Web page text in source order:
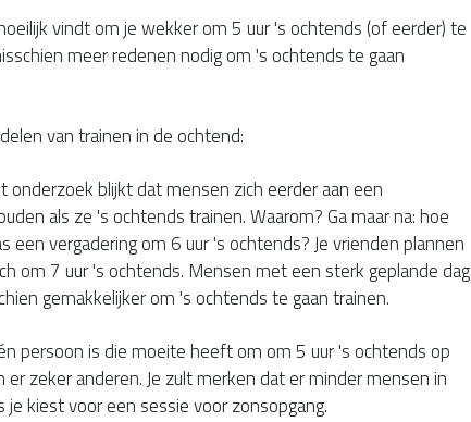
vindt om je wekker om 5 uur 's ochtends (of eerder) te
meer redenen nodig om 's ochtends te gaan
van trainen in de ochtend:
onderzoek blijkt dat mensen zich eerder aan een
als ze 's ochtends trainen. Waarom? Ga maar na: hoe
een vergadering om 6 uur 's ochtends? Je vrienden plannen
om 7 uur 's ochtends. Mensen met een sterk geplande dag
gemakkelijker om 's ochtends te gaan trainen.
persoon is die moeite heeft om om 5 uur 's ochtends op
er zeker anderen. Je zult merken dat er minder mensen in
je kiest voor een sessie voor zonsopgang.